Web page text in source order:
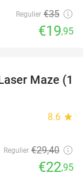
Regulier €35
€19,95
22%
Maze (1
8.6 star
Regulier €29,40
€22,95